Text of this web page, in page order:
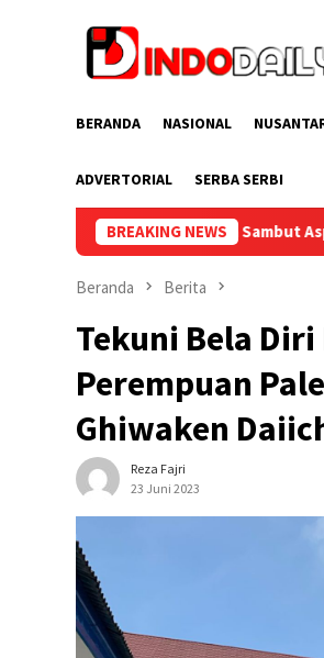
BERANDA NASIONAL
ADVERTORIAL SERBA SERBI
BREAKING NEWS
Aspirasi Santun Gabungan
Beranda Berita
Tekuni Bela
Perempuan
Ghiwaken
Reza Fajri
23 Juni 2023